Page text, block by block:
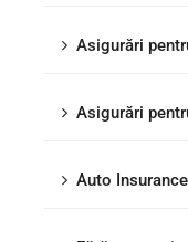
Asigurări
Asigurări
Auto Insurance